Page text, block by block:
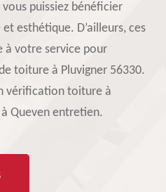
puissiez bénéficier
esthétique. D’ailleurs, ces
à votre service pour
toiture à Pluvigner 56330.
vérification toiture à
Queven entretien.